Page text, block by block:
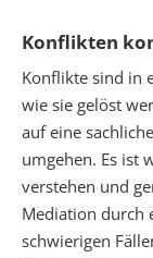
Konflikten
Konflikte sind in
wie sie gelöst
auf eine
umgehen. Es ist
verstehen und
Mediation durch
schwierigen